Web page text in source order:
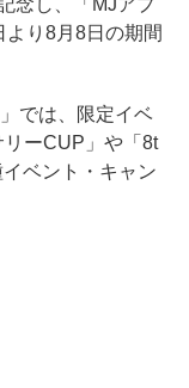
念し、「MJアプ
り8月8日の期間
では、限定イベ
ーCUP」や「8t
ベント・キャン